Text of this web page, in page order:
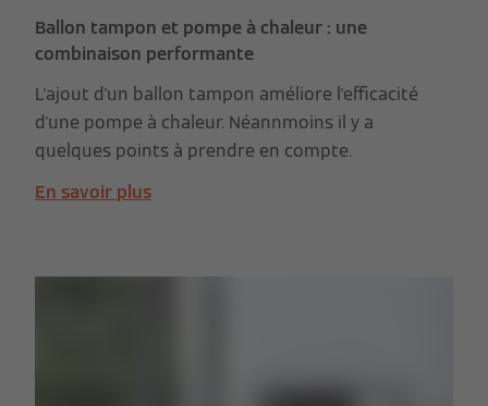
Ballon tampon et pompe à chaleur : une
combinaison performante
L'ajout d'un ballon tampon améliore l'efficacité
d'une pompe à chaleur. Néannmoins il y a
quelques points à prendre en compte.
En savoir plus